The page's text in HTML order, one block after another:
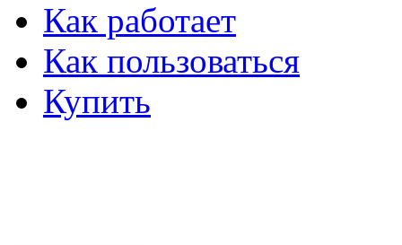
Как работает
Как пользоваться
Купить